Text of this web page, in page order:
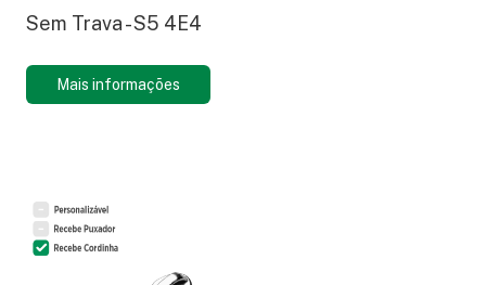
Sem Trava - S5 4E4
Mais informações